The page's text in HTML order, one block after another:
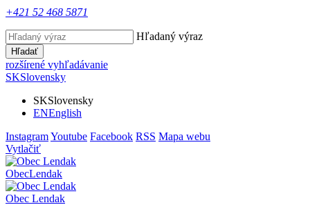
+421 52 468 5871
Hľadaný výraz
Hľadať
rozšírené vyhľadávanie
SKSlovensky
SKSlovensky
ENEnglish
InstagramYoutube Facebook RSS Mapa webu
Vytlačiť
ObecLendak
Obec Lendak